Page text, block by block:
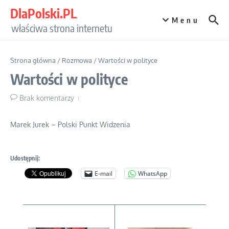
DlaPolski.PL
właściwa strona internetu
Menu
Strona główna / Rozmowa /Wartości w polityce
Wartości w polityce
Brak komentarzy
Marek Jurek – Polski Punkt Widzenia
Udostępnij:
E-mail WhatsApp